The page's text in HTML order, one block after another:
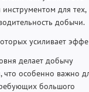
для тех,
добычи.
усиливает
делает добычу
что особенно важно
большого